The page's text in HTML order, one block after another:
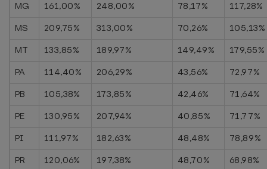
MG
161,00% 248,00% 78,17%
117,28%
MS
209,75% 313,00% 70,26%
105,13%
MT
133,85% 189,97% 149,49%
179,55%
PA
114,40% 206,29% 43,56%
72,97%
PB
105,38% 173,85% 42,46%
71,64%
PE
130,95% 207,94% 40,85%
71,77%
PI
111,97% 182,63% 48,48%
78,89%
PR
120,06% 197,38% 48,70%
68,98%